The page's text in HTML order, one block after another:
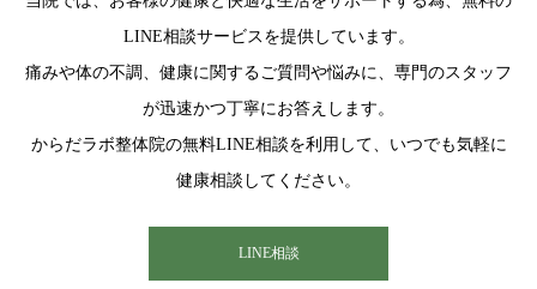
LINE相談サービスを提供しています。
痛みや体の不調、健康に関するご質問や悩みに、専門のスタッフ
が迅速かつ丁寧にお答えします。
からだラボ整体院の無料LINE相談を利用して、いつでも気軽に
健康相談してください。
LINE相談